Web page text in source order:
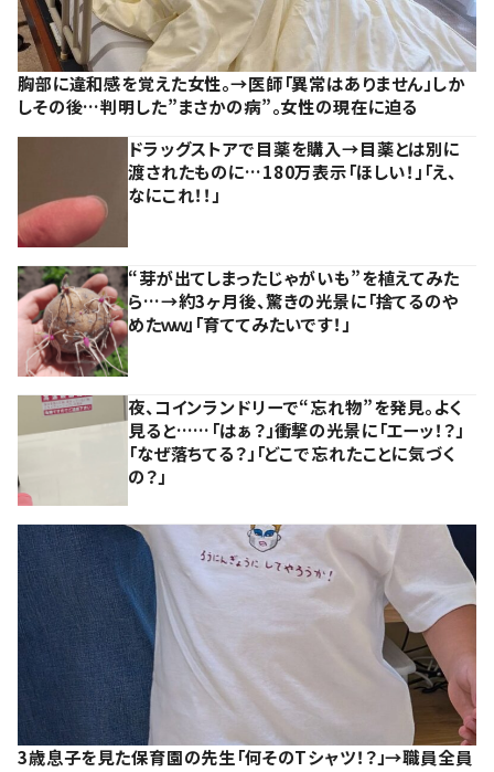
胸部に違和感を覚えた女性。→医師「異常はありません」しか
しその後…判明した”まさかの病”。女性の現在に迫る
ドラッグストアで目薬を購入→目薬とは別に
渡されたものに…180万表示「ほしい！」「え、
なにこれ！！」
“芽が出てしまったじゃがいも”を植えてみた
ら…→約3ヶ月後、驚きの光景に「捨てるのや
めたｗｗ」「育ててみたいです！」
夜、コインランドリーで“忘れ物”を発見。よく
見ると……「はぁ？」衝撃の光景に「エーッ！？」
「なぜ落ちてる？」「どこで忘れたことに気づく
の？」
3歳息子を見た保育園の先生「何そのTシャツ！？」→職員全員